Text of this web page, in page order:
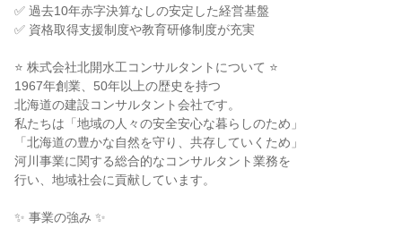
✅ 過去10年赤字決算なしの安定した経営基盤
✅ 資格取得支援制度や教育研修制度が充実
⭐ 株式会社北開水工コンサルタントについて ⭐
1967年創業、50年以上の歴史を持つ
北海道の建設コンサルタント会社です。
私たちは「地域の人々の安全安心な暮らしのため」
「北海道の豊かな自然を守り、共存していくため」
河川事業に関する総合的なコンサルタント業務を
行い、地域社会に貢献しています。
✨ 事業の強み ✨